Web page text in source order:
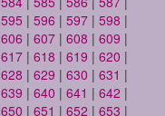
595 | 596 | 597 | 598 |
606 | 607 | 608 | 609 |
617 | 618 | 619 | 620 |
628 | 629 | 630 | 631 |
639 | 640 | 641 | 642 |
650 | 651 | 652 | 653 |